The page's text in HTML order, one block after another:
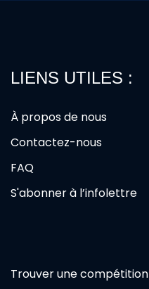
LIENS UTILES :
À propos de nous
Contactez-nous
FAQ
S'abonner à l’infolettre
Trouver une compétition